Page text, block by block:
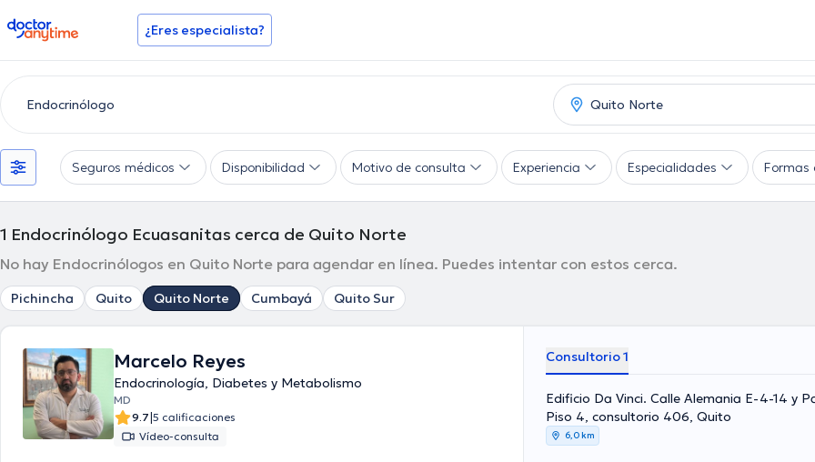
doctoranytime ¿Eres especialista?
Seguros médicos Disponibilidad Motivo de consulta Experiencia Especialidades Formas
1 Endocrinólogo Ecuasanitas cerca de Quito Norte
No hay Endocrinólogos en Quito Norte para agendar en línea. Puedes intentar con estos cerca.
Pichincha Quito Quito Norte Cumbayá Quito Sur
Marcelo Reyes
Endocrinología, Diabetes y Metabolismo
MD
9.7|5 calificaciones
Vídeo-consulta
Consultorio 1
Edificio Da Vinci. Calle Alemania E-4-14 y
Piso 4, consultorio 406, Quito
6,0 km